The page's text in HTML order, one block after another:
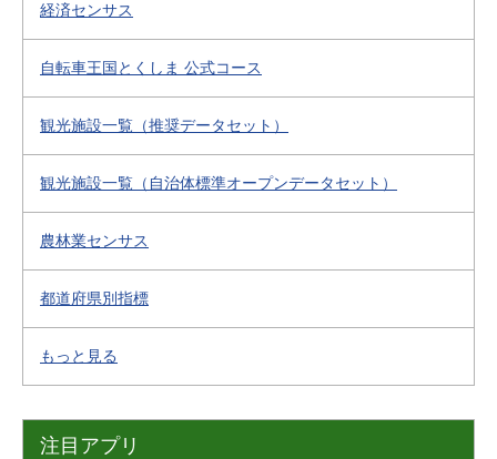
経済センサス
自転車王国とくしま 公式コース
観光施設一覧（推奨データセット）
観光施設一覧（自治体標準オープンデータセット）
農林業センサス
都道府県別指標
もっと見る
注目アプリ